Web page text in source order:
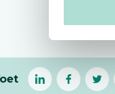
linkedin (Let op
facebook